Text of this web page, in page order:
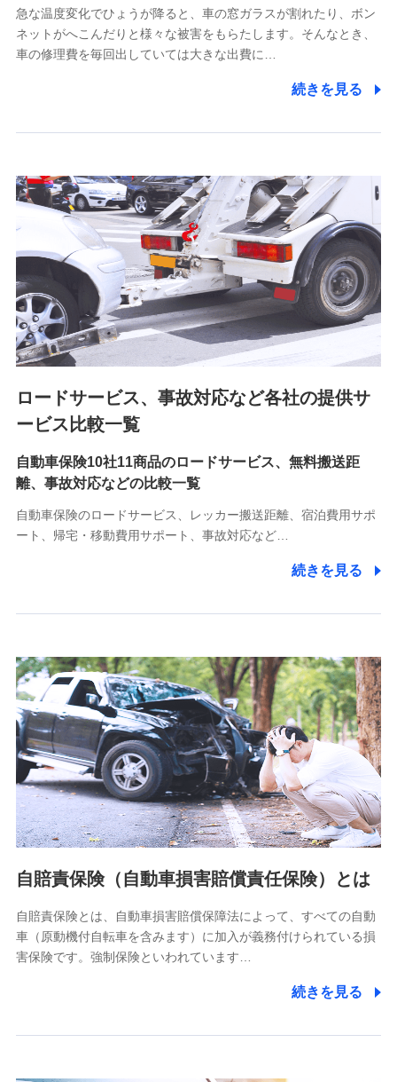
上記に係る連絡・手続き・管理等付帯業務を行うため
5.通話録音にて取得する情報
7.社員（従業者）の個人情報
人事･勤怠･健康・労務等の管理、給与支給、福利厚生・採用
退職関連処理等の各種手続きのため、当社と従業員または従
業員同士の連絡のため
8.取引先個人情報
取引先としての選定業務、営業情報の提供業務、契約締結手
続き業務、取引管理業務、およびこれらに準ずる業務の遂行
のため
9.お問い合わせ情報
各種お問い合わせに対応するため
10.受託業務の 個人情報
受託業務の遂行およびこれらに準ずる業務の遂行のため
11.マイカー通勤管理クラウド並びに法人向けASPサー
をお送りするため
分析するため
当社の対応品質向上やお問い合わせ内容の正確な把握のため
個人情報保護管理者の職名、連絡先
株式会社ドコモ・インシュアランス 営業部長
〒103-0013 東京都中央区日本橋人形町2-14-10 アーバン
ネット日本橋ビル 3F
株式会社ドコモ・インシュアランス
個人情報の第三者提供について
除き、第三者に提供いたしません。
業務の委託
当社は利用目的の達成に必要な範囲内において個人情報の取
急な温度変化でひょうが降ると、車の窓ガラスが割れたり、ボン
ネットがへこんだりと様々な被害をもらたします。そんなとき、
車の修理費を毎回出していては大きな出費に…
続きを見る
ロードサービス、事故対応など各社の提供サ
ービス比較一覧
自動車保険10社11商品のロードサービス、無料搬送距
離、事故対応などの比較一覧
自動車保険のロードサービス、レッカー搬送距離、宿泊費用サポ
ート、帰宅・移動費用サポート、事故対応など…
続きを見る
自賠責保険（自動車損害賠償責任保険）とは
自賠責保険とは、自動車損害賠償保障法によって、すべての自動
車（原動機付自転車を含みます）に加入が義務付けられている損
害保険です。強制保険といわれています…
続きを見る